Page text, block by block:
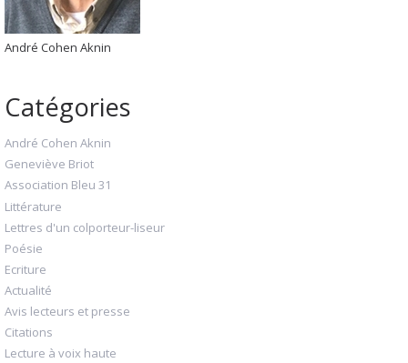
André Cohen Aknin
Catégories
André Cohen Aknin
Geneviève Briot
Association Bleu 31
Littérature
Lettres d'un colporteur-liseur
Poésie
Ecriture
Actualité
Avis lecteurs et presse
Citations
Lecture à voix haute